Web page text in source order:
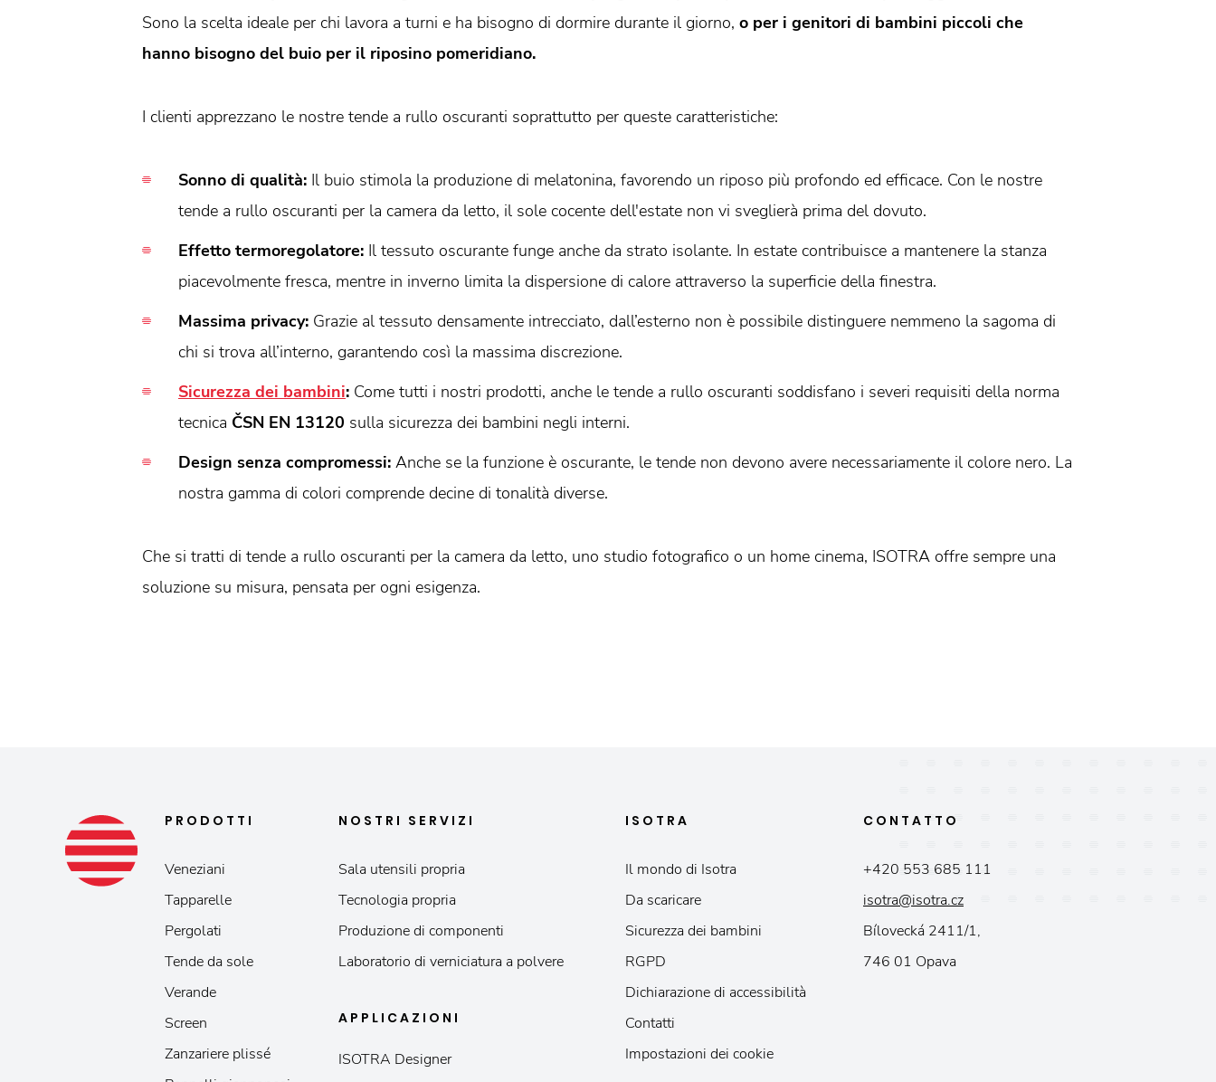
Sono la scelta ideale per chi lavora a turni e ha bisogno di dormire durante il giorno, o per i genitori di bambini piccoli che
hanno bisogno del buio per il riposino pomeridiano.
I clienti apprezzano le nostre tende a rullo oscuranti soprattutto per queste caratteristiche:
Sonno di qualità: Il buio stimola la produzione di melatonina, favorendo un riposo più profondo ed efficace. Con le nostre
tende a rullo oscuranti per la camera da letto, il sole cocente dell'estate non vi sveglierà prima del dovuto.
Effetto termoregolatore: Il tessuto oscurante funge anche da strato isolante. In estate contribuisce a mantenere la stanza
piacevolmente fresca, mentre in inverno limita la dispersione di calore attraverso la superficie della finestra.
Massima privacy: Grazie al tessuto densamente intrecciato, dall’esterno non è possibile distinguere nemmeno la sagoma di
chi si trova all’interno, garantendo così la massima discrezione.
Sicurezza dei bambini: Come tutti i nostri prodotti, anche le tende a rullo oscuranti soddisfano i severi requisiti della norma
tecnica ČSN EN 13120 sulla sicurezza dei bambini negli interni.
Design senza compromessi: Anche se la funzione è oscurante, le tende non devono avere necessariamente il colore nero. La
nostra gamma di colori comprende decine di tonalità diverse.
Che si tratti di tende a rullo oscuranti per la camera da letto, uno studio fotografico o un home cinema, ISOTRA offre sempre una
soluzione su misura, pensata per ogni esigenza.
PRODOTTI
Veneziani
Tapparelle
Pergolati
Tende da sole
Verande
Screen
Zanzariere plissé
NOSTRI SERVIZI
Sala utensili propria
Tecnologia propria
Produzione di componenti
Laboratorio di verniciatura a polvere
APPLICAZIONI
ISOTRA Designer
ISOTRA
Il mondo di Isotra
Da scaricare
Sicurezza dei bambini
RGPD
Dichiarazione di accessibilità
Contatti
Impostazioni dei cookie
CONTATTO
+420 553 685 111
isotra@isotra.cz
Bílovecká 2411/1,
746 01 Opava